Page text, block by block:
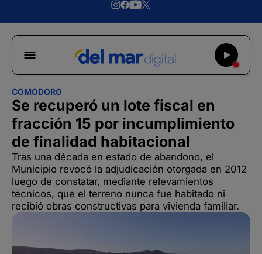
COMODORO
Se recuperó un lote fiscal en
fracción 15 por incumplimiento
de finalidad habitacional
Tras una década en estado de abandono, el
Municipio revocó la adjudicación otorgada en 2012
luego de constatar, mediante relevamientos
técnicos, que el terreno nunca fue habitado ni
recibió obras constructivas para vivienda familiar.